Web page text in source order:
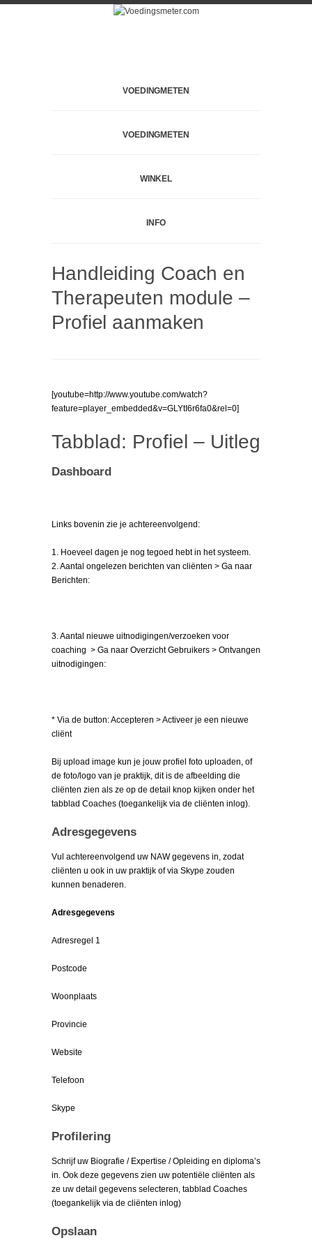
VOEDINGMETEN
VOEDINGMETEN
WINKEL
INFO
Handleiding Coach en
Therapeuten module –
Profiel aanmaken
[youtube=http://www.youtube.com/watch?
feature=player_embedded&v=GLYtI6r6fa0&rel=0]
Tabblad: Profiel – Uitleg
Dashboard
Links bovenin zie je achtereenvolgend:
1. Hoeveel dagen je nog tegoed hebt in het systeem.
2. Aantal ongelezen berichten van cliënten > Ga naar
Berichten:
3. Aantal nieuwe uitnodigingen/verzoeken voor
coaching > Ga naar Overzicht Gebruikers > Ontvangen
uitnodigingen:
* Via de button: Accepteren > Activeer je een nieuwe
cliënt
Bij upload image kun je jouw profiel foto uploaden, of
de foto/logo van je praktijk, dit is de afbeelding die
cliënten zien als ze op de detail knop kijken onder het
tabblad Coaches (toegankelijk via de cliënten inlog).
Adresgegevens
Vul achtereenvolgend uw NAW gegevens in, zodat
cliënten u ook in uw praktijk of via Skype zouden
kunnen benaderen.
Adresgegevens
Adresregel 1
Postcode
Woonplaats
Provincie
Website
Telefoon
Skype
Profilering
Schrijf uw Biografie / Expertise / Opleiding en diploma’s
in. Ook deze gegevens zien uw potentiële cliënten als
ze uw detail gegevens selecteren, tabblad Coaches
(toegankelijk via de cliënten inlog)
Opslaan